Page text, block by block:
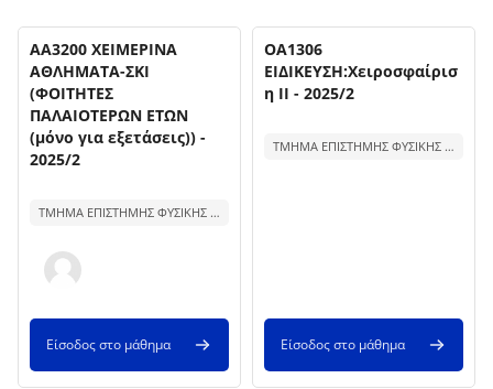
Εικόνα μαθήματος
Όνομα μαθήματος
ΑΑ3200 ΧΕΙΜΕΡΙΝΑ
ΑΘΛΗΜΑΤΑ-ΣΚΙ
(ΦΟΙΤΗΤΕΣ
ΠΑΛΑΙΟΤΕΡΩΝ ΕΤΩΝ
(μόνο για εξετάσεις)) -
2025/2
ΤΜΗΜΑ ΕΠΙΣΤΗΜΗΣ ΦΥΣΙΚΗΣ ΑΓΩΓΗΣ ΚΑΙ ΑΘΛΗΤΙΣΜΟΥ ΣΕΡΡΩΝ
Είσοδος στο μάθημα
Εικόνα μαθήματος
Όνομα μαθήματος
ΟΑ1306
ΕΙΔΙΚΕΥΣΗ:Χειροσφαίρισ
η ΙΙ - 2025/2
ΤΜΗΜΑ ΕΠΙΣΤΗΜΗΣ ΦΥΣΙΚΗΣ ΑΓΩΓΗΣ ΚΑΙ ΑΘΛΗΤΙΣΜΟΥ ΣΕΡΡΩΝ
Είσοδος στο μάθημα